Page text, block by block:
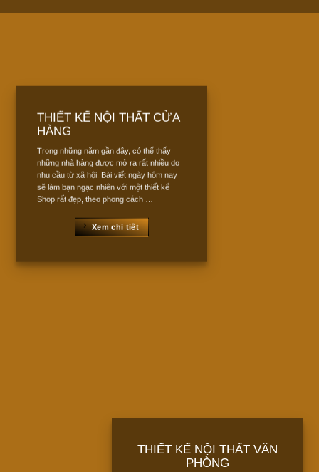
THIẾT KẾ NỘI THẤT CỬA
HÀNG
Trong những năm gần đây, có thể thấy
những nhà hàng được mở ra rất nhiều do
nhu cầu từ xã hội. Bài viết ngày hôm nay
sẽ làm bạn ngạc nhiên với một thiết kế
Shop rất đẹp, theo phong cách …
Xem chi tiết
THIẾT KẾ NỘI THẤT VĂN
PHÒNG